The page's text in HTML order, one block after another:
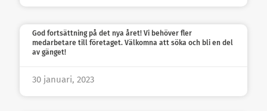
God fortsättning på det nya året! Vi behöver fler
medarbetare till företaget. Välkomna att söka och bli en del
av gänget!
30 januari, 2023